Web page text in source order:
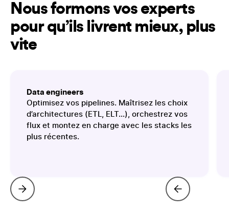
Nous formons vos experts
pour qu’ils livrent mieux, plus
vite
Data engineers
Optimisez vos pipelines. Maîtrisez les choix
d’architectures (ETL, ELT…), orchestrez vos
flux et montez en charge avec les stacks les
plus récentes.